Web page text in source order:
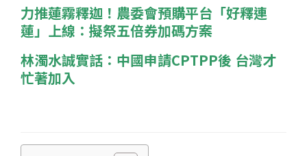
力推蓮霧釋迦！農委會預購平台「好釋連
蓮」上線：擬祭五倍券加碼方案
林濁水誠實話：中國申請CPTPP後 台灣才
忙著加入